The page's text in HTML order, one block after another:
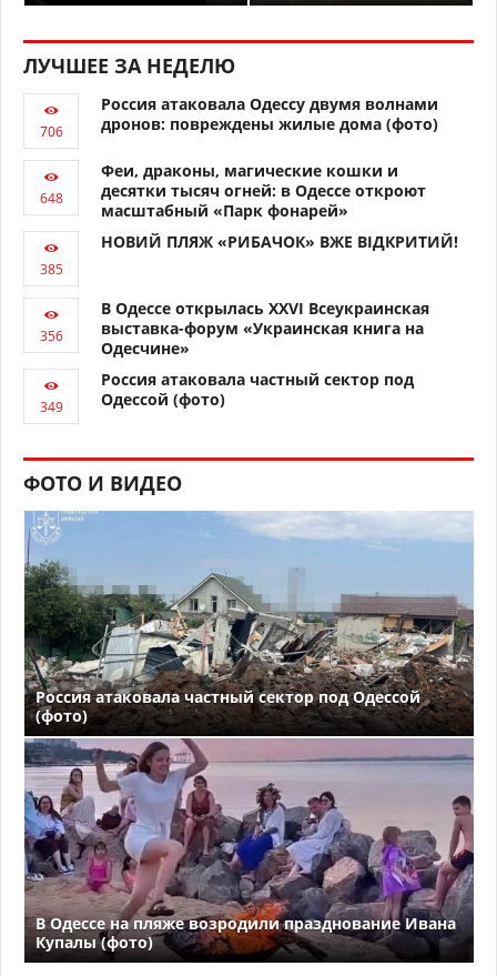
ЛУЧШЕЕ ЗА НЕДЕЛЮ
Россия атаковала Одессу двумя волнами
дронов: повреждены жилые дома (фото)
Феи, драконы, магические кошки и
десятки тысяч огней: в Одессе откроют
масштабный «Парк фонарей»
НОВИЙ ПЛЯЖ «РИБАЧОК» ВЖЕ ВІДКРИТИЙ!
В Одессе открылась XXVI Всеукраинская
выставка-форум «Украинская книга на
Одесчине»
Россия атаковала частный сектор под
Одессой (фото)
ФОТО И ВИДЕО
Россия атаковала частный сектор под Одессой
(фото)
В Одессе на пляже возродили празднование Ивана
Купалы (фото)